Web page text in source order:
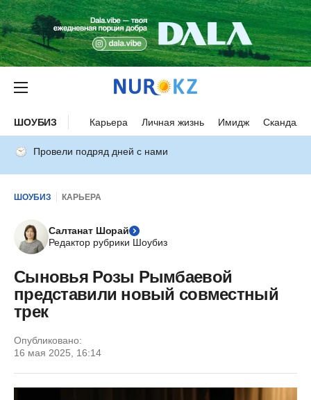
ШОУБИЗ Карьера Личная жизнь Имидж Скандалы
Провели подряд дней с нами
ШОУБИЗ КАРЬЕРА
Салтанат Шорай
Редактор рубрики Шоубиз
Сыновья Розы Рымбаевой
представили новый совместный
трек
Опубликовано:
16 мая 2025, 16:14